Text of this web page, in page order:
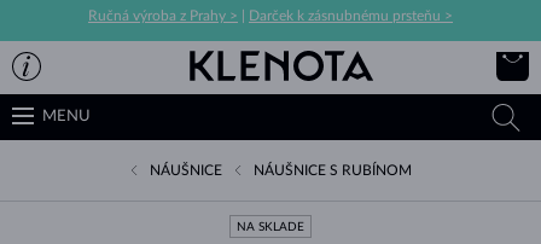
Ručná výroba z Prahy > Darček k zásnubnému prsteňu >
MENU
NÁUŠNICE NÁUŠNICE S RUBÍNOM
NA SKLADE